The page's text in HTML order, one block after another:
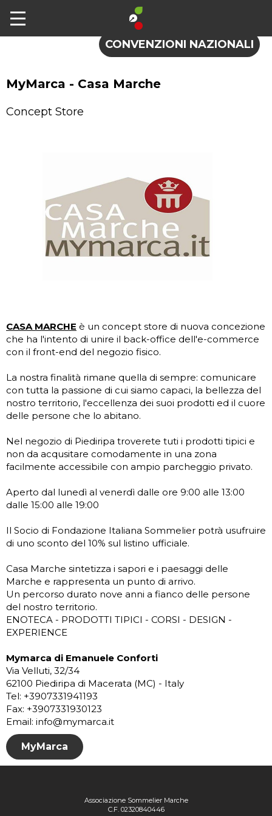
CONVENZIONI NAZIONALI
MyMarca - Casa Marche
Concept Store
CASA MARCHE è un concept store di nuova concezione
che ha l'intento di unire il back-office dell'e-commerce
con il front-end del negozio fisico.
La nostra finalità rimane quella di sempre: comunicare
con tutta la passione di cui siamo capaci, la bellezza del
nostro territorio, l'eccellenza dei suoi prodotti ed il cuore
delle persone che lo abitano.
Nel negozio di Piediripa troverete tuti i prodotti tipici e
non da acqusitare comodamente in una zona
facilmente accessibile con ampio parcheggio privato.
Aperto dal lunedì al venerdì dalle ore 9:00 alle 13:00
dalle 15:00 alle 19:00
Il Socio di Fondazione Italiana Sommelier potrà usufruire
di uno sconto del 10% sul listino ufficiale.
Casa Marche sintetizza i sapori e i paesaggi delle
Marche e rappresenta un punto di arrivo.
Un percorso durato nove anni a fianco delle persone
del nostro territorio.
ENOTECA - PRODOTTI TIPICI - CORSI - DESIGN -
EXPERIENCE
Mymarca di Emanuele Conforti
Via Velluti, 32/34
62100 Piediripa di Macerata (MC) - Italy
Tel: +3907331941193
Fax: +3907331930123
Email: info@mymarca.it
MyMarca
Associazione Sommelier Marche
C.F. 02320840446